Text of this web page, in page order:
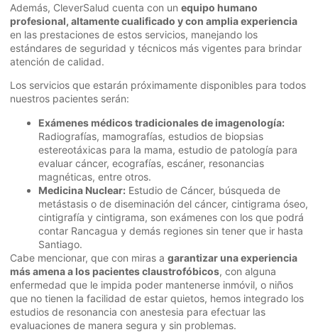
Además, CleverSalud cuenta con un equipo humano
profesional, altamente cualificado y con amplia experiencia
en las prestaciones de estos servicios, manejando los
estándares de seguridad y técnicos más vigentes para brindar
atención de calidad.
Los servicios que estarán próximamente disponibles para todos
nuestros pacientes serán:
Exámenes médicos tradicionales de imagenología:
Radiografías, mamografías, estudios de biopsias
estereotáxicas para la mama, estudio de patología para
evaluar cáncer, ecografías, escáner, resonancias
magnéticas, entre otros.
Medicina Nuclear: Estudio de Cáncer, búsqueda de
metástasis o de diseminación del cáncer, cintigrama óseo,
cintigrafía y cintigrama, son exámenes con los que podrá
contar Rancagua y demás regiones sin tener que ir hasta
Santiago.
Cabe mencionar, que con miras a garantizar una experiencia
más amena a los pacientes claustrofóbicos, con alguna
enfermedad que le impida poder mantenerse inmóvil, o niños
que no tienen la facilidad de estar quietos, hemos integrado los
estudios de resonancia con anestesia para efectuar las
evaluaciones de manera segura y sin problemas.